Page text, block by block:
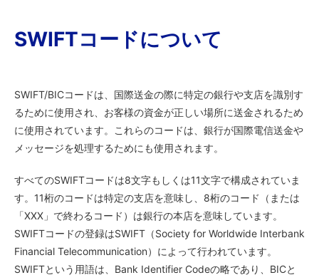
SWIFTコードについて
SWIFT/BICコードは、国際送金の際に特定の銀行や支店を識別す
るために使用され、お客様の資金が正しい場所に送金されるため
に使用されています。これらのコードは、銀行が国際電信送金や
メッセージを処理するためにも使用されます。
すべてのSWIFTコードは8文字もしくは11文字で構成されていま
す。11桁のコードは特定の支店を意味し、8桁のコード（または
「XXX」で終わるコード）は銀行の本店を意味しています。
SWIFTコードの登録はSWIFT（Society for Worldwide Interbank
Financial Telecommunication）によって行われています。
SWIFTという用語は、Bank Identifier Codeの略であり、BICと